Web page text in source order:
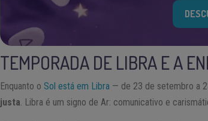
TEMPORADA DE LIBRA E A
Enquanto o Sol está em Libra — de 23 de setembro a
justa. Libra é um signo de Ar: comunicativo e